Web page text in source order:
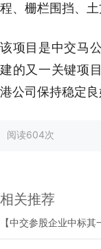
程、栅栏围挡、土
该项目是中交马
建的又一关键项
港公司保持稳定良
阅读604次
相关推荐